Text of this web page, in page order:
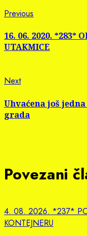
Continue
Reading
Previous
16. 06. 2020. *283*
UTAKMICE
NextNext
Uhvaćena još
grada
Povezani
4. 08. 2026. *237*
KONTEJNERU